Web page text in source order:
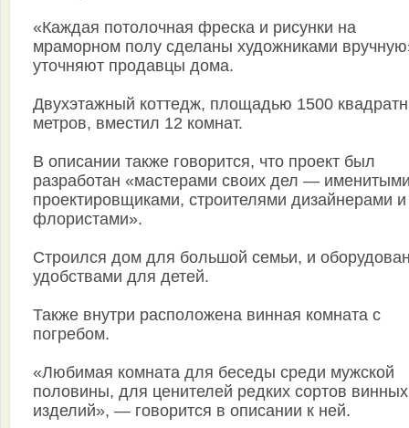
«Каждая потолочная фреска и рисунки на
мраморном полу сделаны художниками
уточняют продавцы дома.
Двухэтажный коттедж, площадью 1500
метров, вместил 12 комнат.
В описании также говорится, что проект был
разработан «мастерами своих дел —
проектировщиками, строителями дизайнерами и
флористами».
Строился дом для большой семьи, и
удобствами для детей.
Также внутри расположена винная комната с
погребом.
«Любимая комната для беседы среди мужской
половины, для ценителей редких сортов винных
изделий», — говорится в описании к ней.